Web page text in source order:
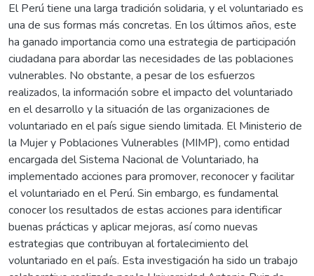
El Perú tiene una larga tradición solidaria, y el voluntariado es
una de sus formas más concretas. En los últimos años, este
ha ganado importancia como una estrategia de participación
ciudadana para abordar las necesidades de las poblaciones
vulnerables. No obstante, a pesar de los esfuerzos
realizados, la información sobre el impacto del voluntariado
en el desarrollo y la situación de las organizaciones de
voluntariado en el país sigue siendo limitada. El Ministerio de
la Mujer y Poblaciones Vulnerables (MIMP), como entidad
encargada del Sistema Nacional de Voluntariado, ha
implementado acciones para promover, reconocer y facilitar
el voluntariado en el Perú. Sin embargo, es fundamental
conocer los resultados de estas acciones para identificar
buenas prácticas y aplicar mejoras, así como nuevas
estrategias que contribuyan al fortalecimiento del
voluntariado en el país. Esta investigación ha sido un trabajo